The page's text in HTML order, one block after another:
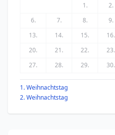
1.
2.
6.
7. 8. 9.
13.
14. 15. 16.
20.
21. 22. 23.
27.
28. 29. 30.
1. Weihnachtstag
2. Weihnachtstag